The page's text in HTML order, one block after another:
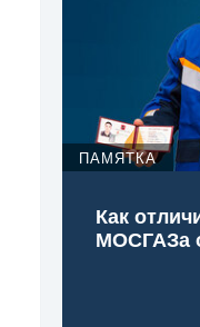
ПАМЯТКА
Как
МОСГАЗа